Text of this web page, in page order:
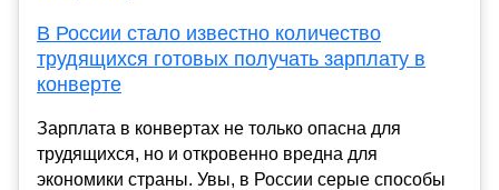
В России стало известно количество
трудящихся готовых получать зарплату в
конверте
Зарплата в конвертах не только опасна для
трудящихся, но и откровенно вредна для
экономики страны. Увы, в России серые способы